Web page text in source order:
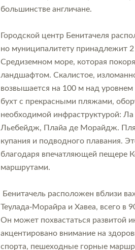
большинстве англичане.
Городской центр Бенитачеля
но муниципалитету принадлежит
Средиземном море, которая
ландшафтом. Скалистое,
возвышается на 100 м над
бухт с прекрасными пляжами,
необходимой инфраструктурой:
Льебейдж, Плайа де Морайдж.
купания и подводного плавания.
благодаря впечатляющей пещере
маршрутами.
Бенитачель расположен вблизи
Теулада-Морайра и Хавеа, всего в
Он может похвастаться развитой
акцентировано внимание на
спорта, пешеходные горные